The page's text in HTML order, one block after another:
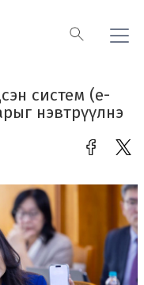
систем (е-
нэвтрүүлнэ